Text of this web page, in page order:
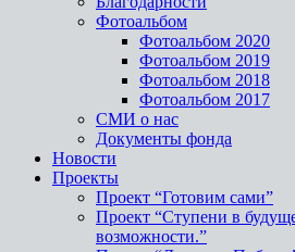
Фотоальбом
Фотоальбом 2020
Фотоальбом 2019
Фотоальбом 2018
Фотоальбом 2017
СМИ о нас
Документы фонда
Новости
Проекты
Проект “Готовим сами”
Проект “Ступени в
возможности.”